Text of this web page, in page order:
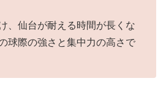
、仙台が耐える時間が長くな
球際の強さと集中力の高さで